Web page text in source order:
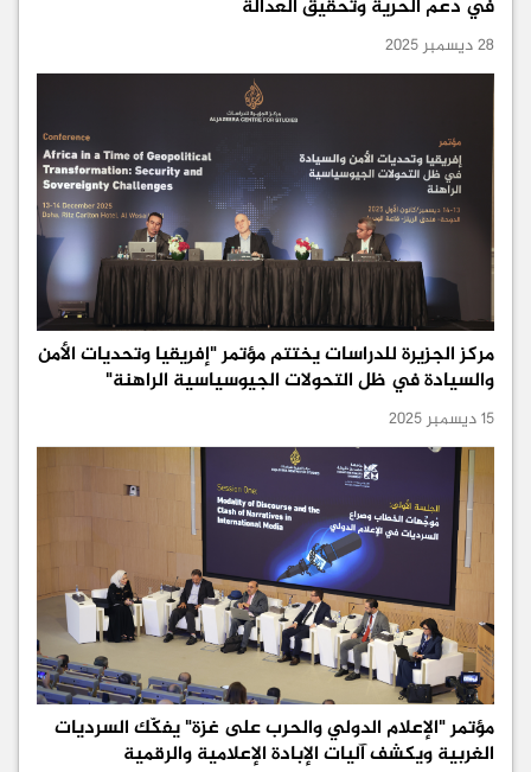
في دعم الحرية وتحقيق العدالة
28 ديسمبر 2025
مركز الجزيرة للدراسات يختتم مؤتمر "إفريقيا وتحديات الأمن
والسيادة في ظل التحولات الجيوسياسية الراهنة"
15 ديسمبر 2025
مؤتمر "الإعلام الدولي والحرب على غزة" يفكّك السرديات
الغربية ويكشف آليات الإبادة الإعلامية والرقمية